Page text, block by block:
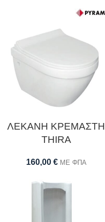
ΛΕΚΑΝΗ ΚΡΕΜΑΣΤΗ
THIRA
160,00 € ΜΕ ΦΠΑ